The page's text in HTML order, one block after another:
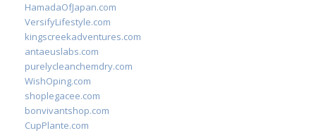
HamadaOfJapan.com
VersifyLifestyle.com
kingscreekadventures.com
antaeuslabs.com
purelycleanchemdry.com
WishOping.com
shoplegacee.com
bonvivantshop.com
CupPlante.com